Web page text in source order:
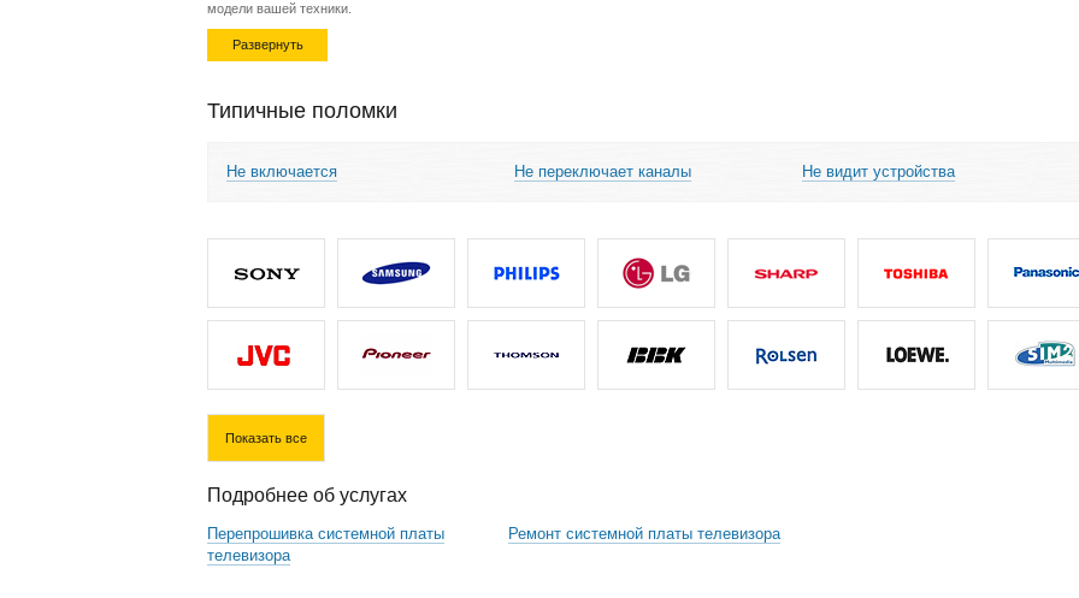
модели вашей техники.
Развернуть
Типичные поломки
Не включается Не переключает каналы Не видит устройства
Показать все
Подробнее об услугах
Перепрошивка системной платы
телевизора
Ремонт системной платы телевизора